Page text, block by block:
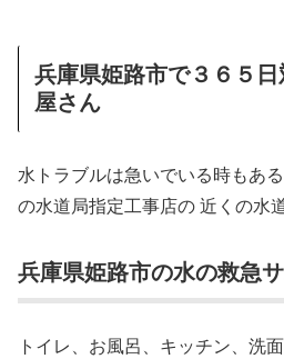
兵庫県姫路市で３６５
屋さん
水トラブルは急いでいる時もあ
の水道局指定工事店の 近くの水
兵庫県姫路市の水の救急
トイレ、お風呂、キッチン、洗